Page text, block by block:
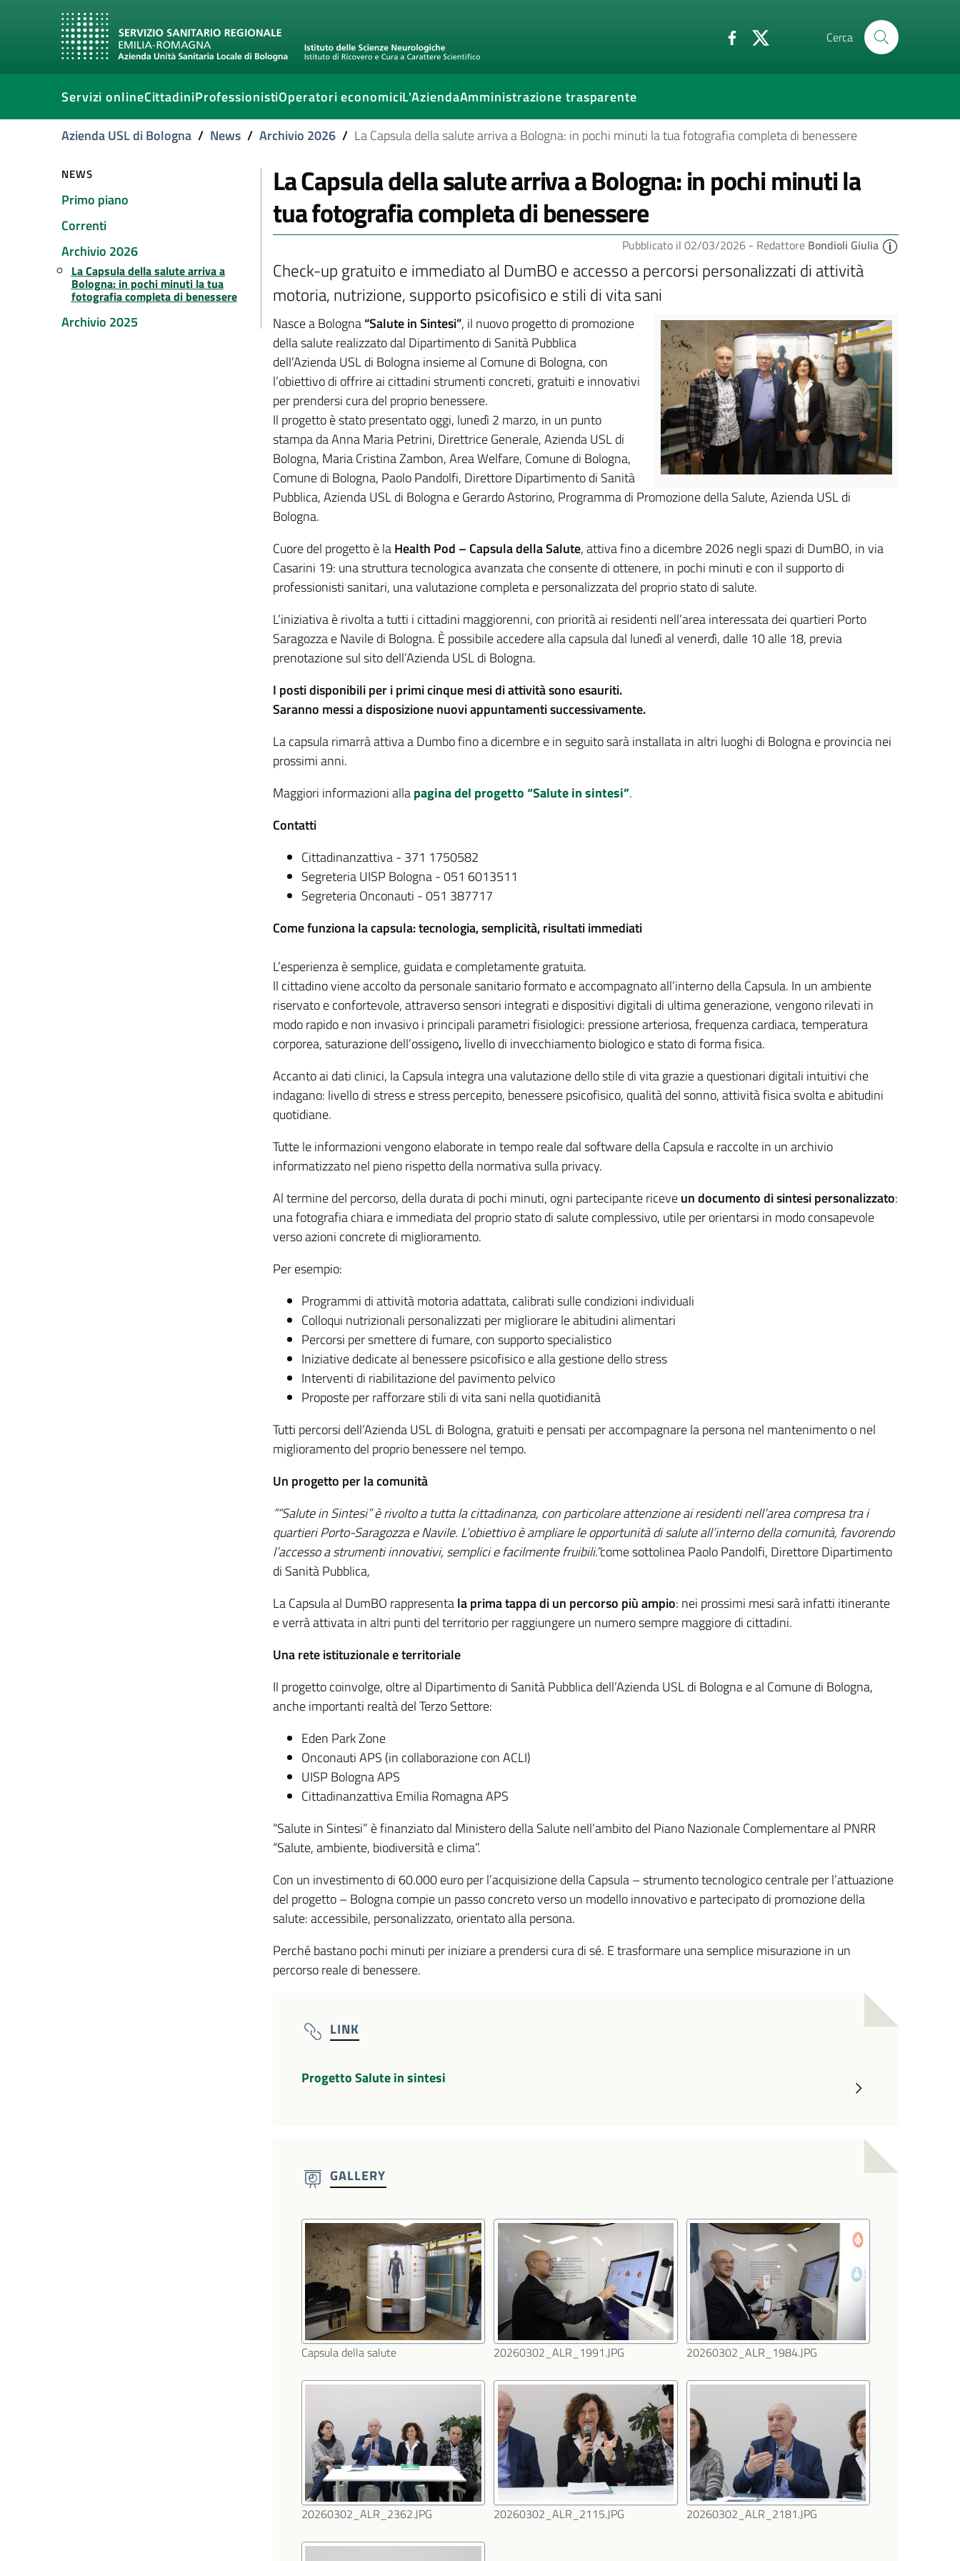
Cerca
Servizi onlineCittadiniProfessionistiOperatori economiciL'AziendaAmministrazione trasparente
Azienda USL di Bologna / News / Archivio 2026 / La Capsula della salute arriva a Bologna: in pochi minuti la tua fotografia completa di benessere
NEWS
Primo piano
Correnti
Archivio 2026
La Capsula della salute arriva a
Bologna: in pochi minuti la tua
fotografia completa di benessere
Archivio 2025
La Capsula della salute arriva a Bologna: in pochi minuti la
tua fotografia completa di benessere
Pubblicato il 02/03/2026 - Redattore Bondioli Giulia
Check-up gratuito e immediato al DumBO e accesso a percorsi personalizzati di attività
motoria, nutrizione, supporto psicofisico e stili di vita sani
Nasce a Bologna“Salute in Sintesi”, il nuovo progetto di promozione
della salute realizzato dal Dipartimento di Sanità Pubblica
dell’Azienda USL di Bologna insieme al Comune di Bologna, con
l’obiettivo di offrire ai cittadini strumenti concreti, gratuiti e innovativi
per prendersi cura del proprio benessere.
Il progetto è stato presentato oggi, lunedì 2 marzo, in un punto
stampa da Anna Maria Petrini, Direttrice Generale, Azienda USL di
Bologna, Maria Cristina Zambon, Area Welfare, Comune di Bologna,
Comune di Bologna, Paolo Pandolfi, Direttore Dipartimento di Sanità
Pubblica, Azienda USL di BolognaeGerardo Astorino, Programma di Promozione della Salute, Azienda USL di
Bologna.
Cuore del progetto è laHealth Pod – Capsula della Salute, attiva fino a dicembre 2026 negli spazi di DumBO, in via
Casarini 19: una struttura tecnologica avanzata che consente di ottenere, in pochi minuti e con il supporto di
professionisti sanitari, una valutazione completa e personalizzata del proprio stato di salute.
L’iniziativa è rivolta a tutti i cittadini maggiorenni, con priorità ai residenti nell’area interessata dei quartieri Porto
Saragozza e Navile di Bologna. È possibile accedere alla capsula dal lunedì al venerdì, dalle 10 alle 18, previa
prenotazione sul sito dell’Azienda USL di Bologna.
I posti disponibili per i primi cinque mesi di attività sono esauriti.
Saranno messi a disposizione nuovi appuntamenti successivamente.
La capsula rimarrà attiva a Dumbo fino a dicembre e in seguito sarà installata in altri luoghi di Bologna e provincia nei
prossimi anni.
Maggiori informazioni allapagina del progetto “Salute in sintesi”.
Contatti
Cittadinanzattiva - 371 1750582
Segreteria UISP Bologna - 051 6013511
Segreteria Onconauti - 051 387717
Come funziona la capsula: tecnologia, semplicità, risultati immediati
L’esperienza è semplice, guidata e completamente gratuita.
Il cittadino viene accolto da personale sanitario formato e accompagnato all’interno della Capsula. In un ambiente
riservato e confortevole, attraverso sensori integrati e dispositivi digitali di ultima generazione, vengono rilevati in
modo rapido e non invasivo i principali parametri fisiologici: pressione arteriosa, frequenza cardiaca, temperatura
corporea, saturazione dell’ossigeno,livello di invecchiamento biologico e stato di forma fisica.
Accanto ai dati clinici, la Capsula integra una valutazione dello stile di vita grazie a questionari digitali intuitivi che
indagano: livello di stress e stress percepito, benessere psicofisico, qualità del sonno, attività fisica svolta e abitudini
quotidiane.
Tutte le informazioni vengono elaborate in tempo reale dal software della Capsula e raccolte in un archivio
informatizzato nel pieno rispetto della normativa sulla privacy.
Al termine del percorso, della durata di pochi minuti, ogni partecipante riceveun documento di sintesi personalizzato:
una fotografia chiara e immediata del proprio stato di salute complessivo, utile per orientarsi in modo consapevole
verso azioni concrete di miglioramento.
Per esempio:
Programmi di attività motoria adattata, calibrati sulle condizioni individuali
Colloqui nutrizionali personalizzati per migliorare le abitudini alimentari
Percorsi per smettere di fumare, con supporto specialistico
Iniziative dedicate al benessere psicofisico e alla gestione dello stress
Interventi di riabilitazione del pavimento pelvico
Proposte per rafforzare stili di vita sani nella quotidianità
Tutti percorsi dell’Azienda USL di Bologna, gratuiti e pensati per accompagnare la persona nel mantenimento o nel
miglioramento del proprio benessere nel tempo.
Un progetto per la comunità
““Salute in Sintesi” è rivolto a tutta la cittadinanza, con particolare attenzione ai residenti nell’area compresa tra i
quartieri Porto-Saragozza e Navile. L’obiettivo è ampliare le opportunità di salute all’interno della comunità, favorendo
l’accesso a strumenti innovativi, semplici e facilmente fruibili.”come sottolinea Paolo Pandolfi, Direttore Dipartimento
di Sanità Pubblica,
La Capsula al DumBO rappresentala prima tappa di un percorso più ampio: nei prossimi mesi sarà infatti itinerante
e verrà attivata in altri punti del territorio per raggiungere un numero sempre maggiore di cittadini.
Una rete istituzionale e territoriale
Il progetto coinvolge, oltre al Dipartimento di Sanità Pubblica dell’Azienda USL di Bologna e al Comune di Bologna,
anche importanti realtà del Terzo Settore:
Eden Park Zone
Onconauti APS (in collaborazione con ACLI)
UISP Bologna APS
Cittadinanzattiva Emilia Romagna APS
“Salute in Sintesi” è finanziato dal Ministero della Salute nell’ambito del Piano Nazionale Complementare al PNRR
“Salute, ambiente, biodiversità e clima”.
Con un investimento di 60.000 euro per l’acquisizione della Capsula – strumento tecnologico centrale per l’attuazione
del progetto – Bologna compie un passo concreto verso un modello innovativo e partecipato di promozione della
salute: accessibile, personalizzato, orientato alla persona.
Perché bastano pochi minuti per iniziare a prendersi cura di sé. E trasformare una semplice misurazione in un
percorso reale di benessere.
LINK
Progetto Salute in sintesi
GALLERY
Capsula della salute 20260302_ALR_1991.JPG 20260302_ALR_1984.JPG
20260302_ALR_2362.JPG 20260302_ALR_2115.JPG 20260302_ALR_2181.JPG